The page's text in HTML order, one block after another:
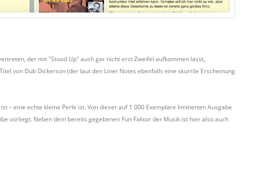
der mit "Stood Up" auch gar nicht erst Zweifel aufkommen lässt,
von Dub Dickerson (der laut den Liner Notes ebenfalls eine skurrile Erscheinung
– eine echte kleine Perle ist. Von dieser auf 1 000 Exemplare limitierten Ausgabe
vorliegt. Neben dem bereits gegebenen Fun-Faktor der Musik ist hier also auch